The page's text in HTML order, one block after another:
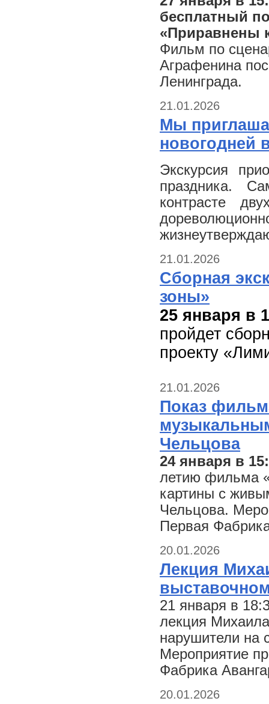
бесплатный
«Приравнены
Фильм по
Аграфенина
Ленинграда.
21.01.2026
Мы
новогодней
Экскурсия
праздника.
контрасте
21.01.2026
Сборная
зоны»
25 января в
пройдет
проекту
21.01.2026
Показ
Чельцова
24 января в
летию фильма
картины с
Чельцова.
Первая
20.01.2026
Лекция
21 января в
лекция
нарушители на
Мероприятие
Фабрика
20.01.2026